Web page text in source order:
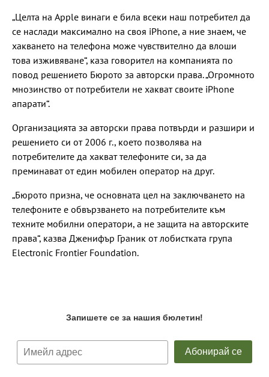
„Целта на Apple винаги е била всеки наш потребител да
се наслади максимално на своя iPhone, а ние знаем, че
хакването на телефона може чувствително да влоши
това изживяване“, каза говорител на компанията по
повод решението Бюрото за авторски права. „Огромното
мнозинство от потребители не хакват своите iPhone
апарати“.
Организацията за авторски права потвърди и разшири и
решението си от 2006 г., което позволява на
потребителите да хакват телефоните си, за да
преминават от един мобилен оператор на друг.
„Бюрото призна, че основната цел на заключването на
телефоните е обвързването на потребителите към
техните мобилни оператори, а не защита на авторските
права“, казва Дженифър Граник от лобистката група
Electronic Frontier Foundation.